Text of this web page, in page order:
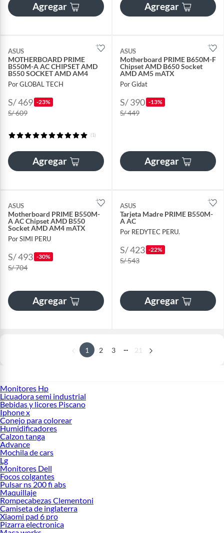
Agregar Agregar
ASUS
MOTHERBOARD PRIME
B550M-A AC CHIPSET AMD
B550 SOCKET AMD AM4
Por GLOBAL TECH
S/ 469 -23%
S/ 609
(1)
Agregar
ASUS
Motherboard PRIME B650M-F
Chipset AMD B650 Socket
AMD AM5 mATX
Por Gidat
S/ 390 -13%
S/ 449
Agregar
ASUS
Motherboard PRIME B550M-
A AC Chipset AMD B550
Socket AMD AM4 mATX
Por SIMI PERU
S/ 493 -30%
S/ 704
Agregar
ASUS
Tarjeta Madre PRIME B550M-
A AC
Por REDYTEC PERU.
S/ 423 -22%
S/ 543
Agregar
1 2 3 ... 21
Monitores Hp
Licuadora semi industrial
Bebidas y licores Piscano
Iphone x
Conejo para colorear
Humidificadores
Calzon tanga
Advance
Mochila de cars
Lg
Monitores Dell
Focos colgantes
Pulsar ns 200 fi abs
Maquillaje
Rompecabezas Clementoni
Camiseta de inglaterra
Xiaomi pad 6 pro
Pizarra electronica